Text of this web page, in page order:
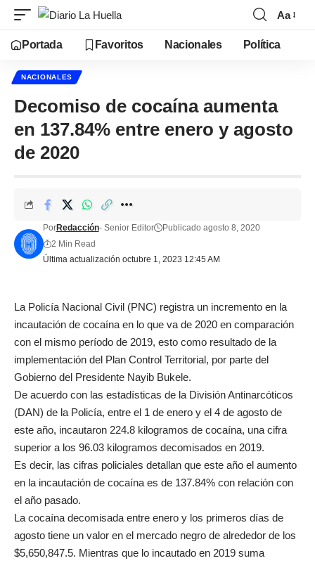
Aa
Portada Favoritos Nacionales Política
NACIONALES
Decomiso de cocaína aumenta
en 137.84% entre enero y agosto
de 2020
Última actualización octubre 1, 2023 12:45 AM
PorRedacción- Senior Editor
Publicado agosto 8, 2020
2 Min Read
La Policía Nacional Civil (PNC) registra un incremento en la
incautación de cocaína en lo que va de 2020 en comparación
con el mismo período de 2019, esto como resultado de la
implementación del Plan Control Territorial, por parte del
Gobierno del Presidente Nayib Bukele.
De acuerdo con las estadísticas de la División Antinarcóticos
(DAN) de la Policía, entre el 1 de enero y el 4 de agosto de
este año, incautaron 224.8 kilogramos de cocaína, una cifra
superior a los 96.03 kilogramos decomisados en 2019.
Es decir, las cifras policiales detallan que este año el aumento
en la incautación de cocaína es de 137.84% con relación con
el año pasado.
La cocaína decomisada entre enero y los primeros días de
agosto tiene un valor en el mercado negro de alrededor de los
$5,650,847.5. Mientras que lo incautado en 2019 suma